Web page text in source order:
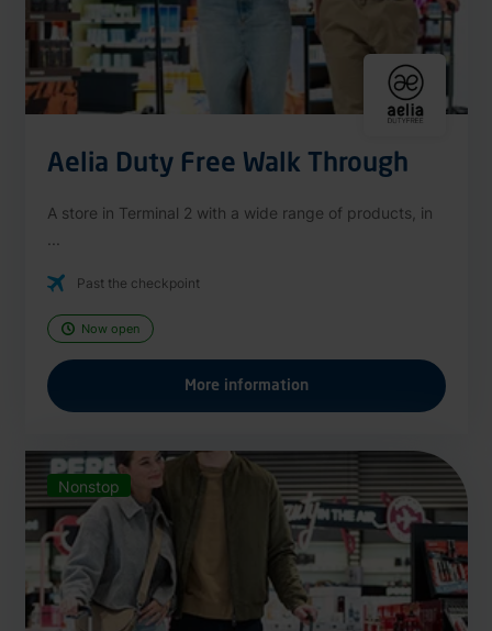
Aelia Duty Free Walk Through
A store in Terminal 2 with a wide range of products, in
Past the checkpoint
Now open
More information
Nonstop